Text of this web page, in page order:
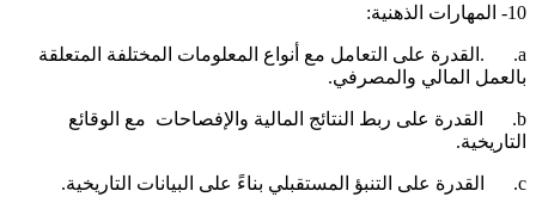
الذهنية:
a. .القدرة على التعامل مع أنواع المعلومات المختلفة المتعلقة
المالي والمصرفي.
b. القدرة على ربط النتائج المالية والإفصاحات مع الوقائع